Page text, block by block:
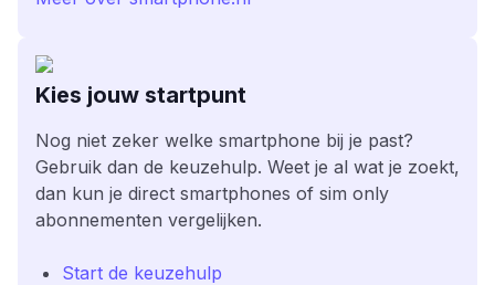
Kies jouw startpunt
Nog niet zeker welke smartphone bij je past?
Gebruik dan de keuzehulp. Weet je al wat je zoekt,
dan kun je direct smartphones of sim only
abonnementen vergelijken.
Start de keuzehulp